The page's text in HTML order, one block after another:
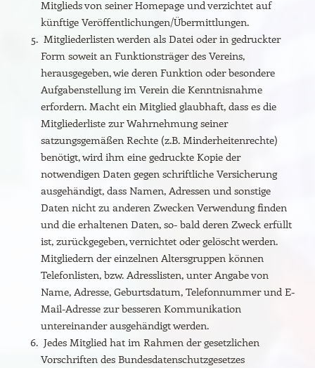
Mitglieds von seiner Homepage und verzichtet auf
künftige Veröffentlichungen/Übermittlungen.
Mitgliederlisten werden als Datei oder in gedruckter
Form soweit an Funktionsträger des Vereins,
herausgegeben, wie deren Funktion oder besondere
Aufgabenstellung im Verein die Kenntnisnahme
erfordern. Macht ein Mitglied glaubhaft, dass es die
Mitgliederliste zur Wahrnehmung seiner
satzungsgemäßen Rechte (z.B. Minderheitenrechte)
benötigt, wird ihm eine gedruckte Kopie der
notwendigen Daten gegen schriftliche Versicherung
ausgehändigt, dass Namen, Adressen und sonstige
Daten nicht zu anderen Zwecken Verwendung finden
und die erhaltenen Daten, so- bald deren Zweck erfüllt
ist, zurückgegeben, vernichtet oder gelöscht werden.
Mitgliedern der einzelnen Altersgruppen können
Telefonlisten, bzw. Adresslisten, unter Angabe von
Name, Adresse, Geburtsdatum, Telefonnummer und E-
Mail-Adresse zur besseren Kommunikation
untereinander ausgehändigt werden.
Jedes Mitglied hat im Rahmen der gesetzlichen
Vorschriften des Bundesdatenschutzgesetzes